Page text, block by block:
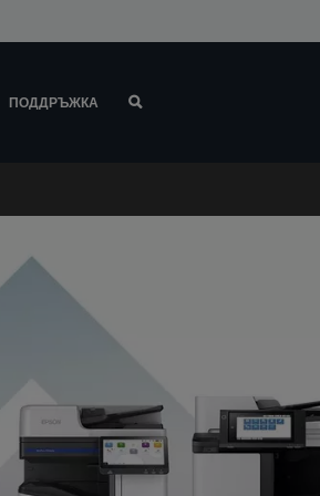
ПОДДРЪЖКА